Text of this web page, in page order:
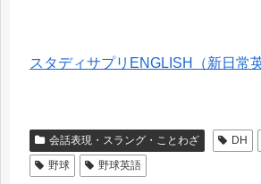
スタディサプリENGLISH（新日常
会話表現・スラング・ことわざ DH
野球
野球英語